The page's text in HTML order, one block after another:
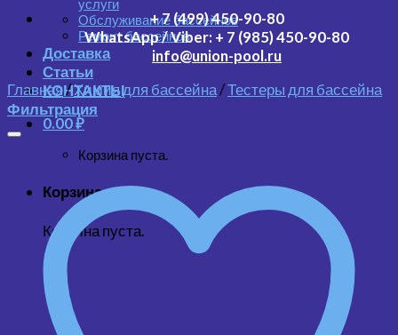
Обслуживание бассейнов
Ремонт бассейнов
Доставка
Статьи
КОНТАКТЫ
0.00₽
Корзина пуста.
Корзина
Корзина пуста.
+ 7 (499) 450-90-80
WhatsApp / Viber: + 7 (985) 450-90-80
info@union-pool.ru
Главная/Химия для бассейна/Тестеры для бассейна
Фильтрация